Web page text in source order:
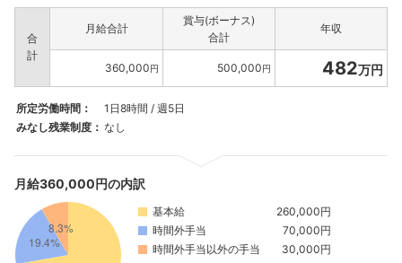
合
計
月給合計
賞与(ボーナス)
合計
年収
360,000円 500,000円 482万円
所定労働時間：
1日8時間 / 週5日
みなし残業制度： なし
月給360,000円の内訳
基本給
260,000円
時間外手当
70,000円
時間外手当以外の手当
30,000円